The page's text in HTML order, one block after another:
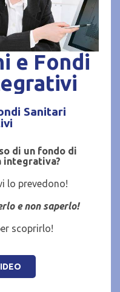
e Fondi
Sanitari
di un fondo di
integrativa?
lo prevedono!
e non saperlo!
scoprirlo!